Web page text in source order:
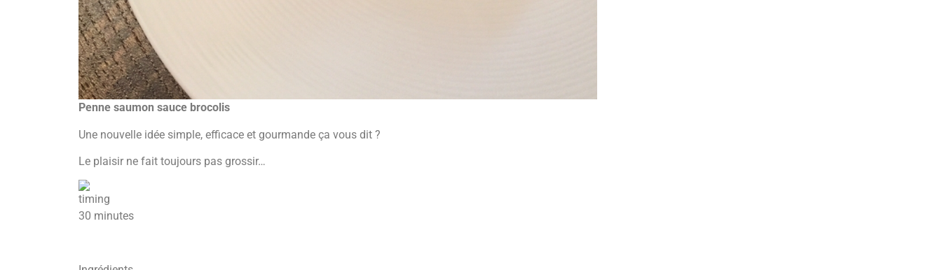
Penne saumon sauce brocolis
Une nouvelle idée simple, efficace et gourmande ça vous dit ?
Le plaisir ne fait toujours pas grossir…
30 minutes